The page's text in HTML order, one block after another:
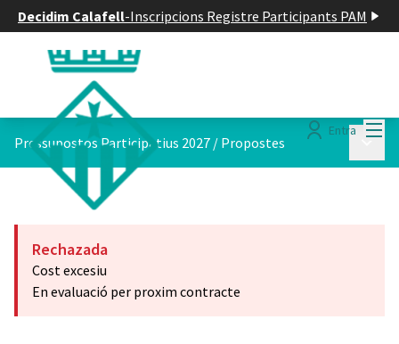
Decidim Calafell-Inscripcions Registre Participants PAM
Entra
Pressupostos Participatius 2027 / Propostes
Rechazada
Cost excesiu
En evaluació per proxim contracte